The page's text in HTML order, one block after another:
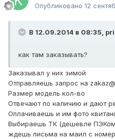
Опубликовано 12
В 12.09.2014 в 08:35,
как там заказывать?
Заказывал у них зимой
Отправляешь запрос на
Размер модель кол-во
Отвечают по наличию и дают
Оплачиваешь и им фото
Выбираешь ТК (дешевле
ждешь письма на маил с